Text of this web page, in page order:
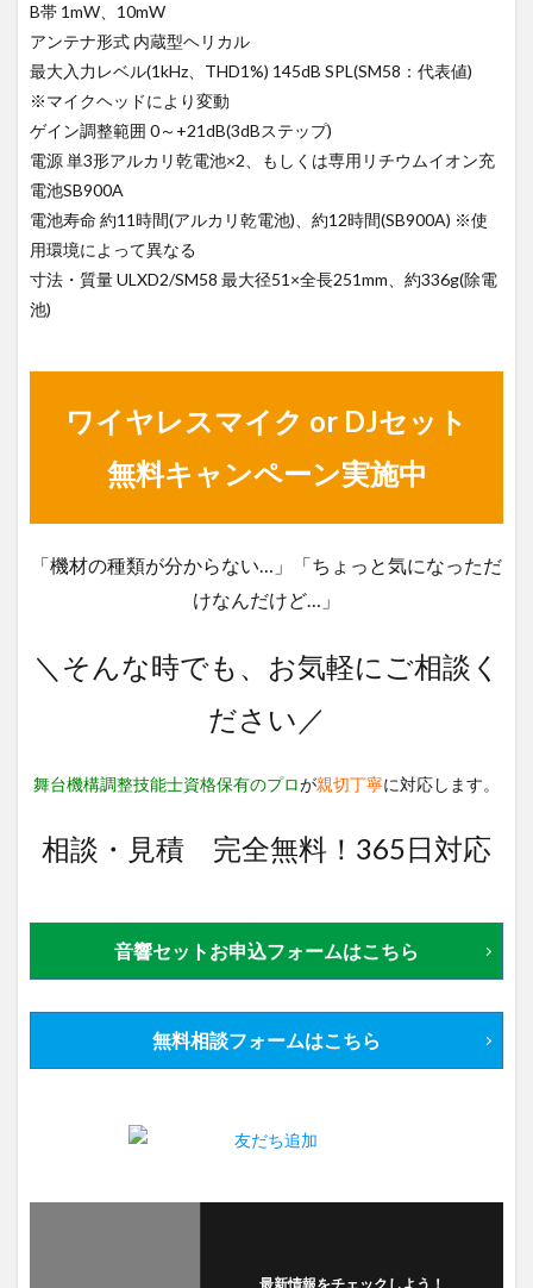
B帯 1mW、10mW
アンテナ形式 内蔵型ヘリカル
最大入力レベル(1kHz、THD1%) 145dB SPL(SM58：代表値)
※マイクヘッドにより変動
ゲイン調整範囲 0～+21dB(3dBステップ)
電源 単3形アルカリ乾電池×2、もしくは専用リチウムイオン充
電池SB900A
電池寿命 約11時間(アルカリ乾電池)、約12時間(SB900A) ※使
用環境によって異なる
寸法・質量 ULXD2/SM58 最大径51×全長251mm、約336g(除電
池)
ワイヤレスマイク or DJセット
無料キャンペーン実施中
「機材の種類が分からない…」「ちょっと気になっただ
けなんだけど…」
＼そんな時でも、お気軽にご相談く
ださい／
舞台機構調整技能士資格保有のプロが親切丁寧に対応します。
相談・見積 完全無料！365日対応
音響セットお申込フォームはこちら
無料相談フォームはこちら
最新情報をチェックしよう！